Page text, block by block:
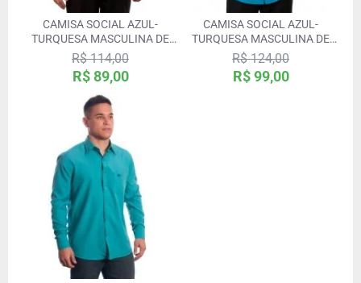
CAMISA SOCIAL AZUL-
TURQUESA MASCULINA DE
MICROFIBRA MANGA CURTA
R$ 89,00
R$ 114,00
CAMISA SOCIAL AZUL-
TURQUESA MASCULINA DE
MICROFIBRA MANGA LONGA
R$ 99,00
R$ 124,00